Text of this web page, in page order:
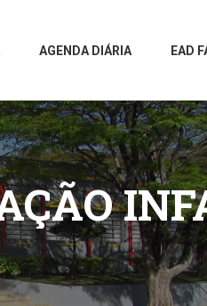
AGENDA DIÁRIA EAD